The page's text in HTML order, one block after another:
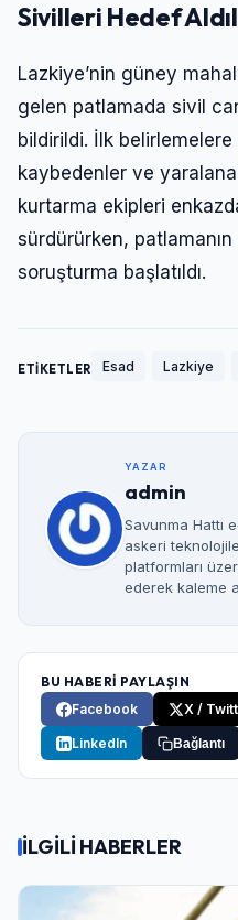
Sivilleri Hedef
Lazkiye’nin güney
gelen patlamada sivil
bildirildi. İlk belirlemelere
kaybedenler ve
kurtarma ekipleri
sürdürürken, patlamanın
soruşturma başlatıldı.
ETİKETLER Esad Lazkiye
YAZAR
admin
Savunma Hattı
askeri
platformları
ederek kaleme
BU HABERİ PAYLAŞIN
Facebook
X /
LinkedIn Bağlantı
İLGİLİ HABERLER